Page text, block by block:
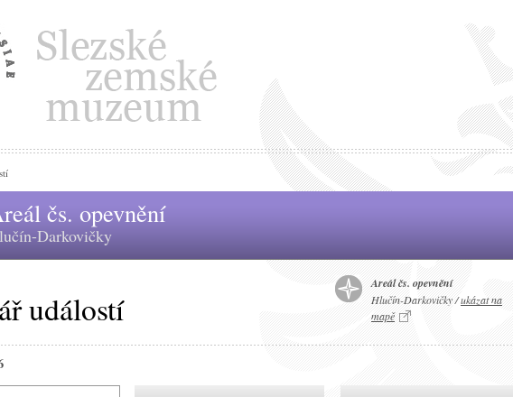
čs. opevnění
Darkovičky
událostí
Areál čs. opevnění
Hlučín-Darkovičky /ukázat na
mapě